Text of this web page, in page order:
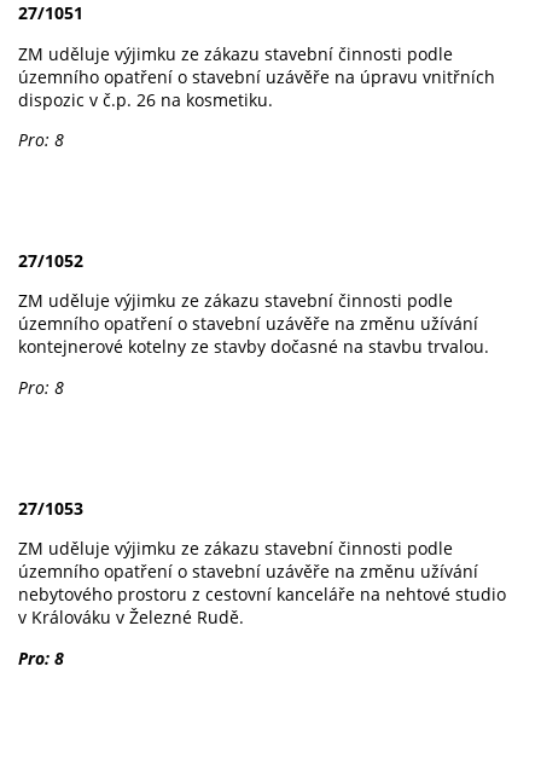
27/1051
ZM uděluje výjimku ze zákazu stavební činnosti podle
územního opatření o stavební uzávěře na úpravu vnitřních
dispozic v č.p. 26 na kosmetiku.
Pro: 8
27/1052
ZM uděluje výjimku ze zákazu stavební činnosti podle
územního opatření o stavební uzávěře na změnu užívání
kontejnerové kotelny ze stavby dočasné na stavbu trvalou.
Pro: 8
27/1053
ZM uděluje výjimku ze zákazu stavební činnosti podle
územního opatření o stavební uzávěře na změnu užívání
nebytového prostoru z cestovní kanceláře na nehtové studio
v Králováku v Železné Rudě.
Pro: 8